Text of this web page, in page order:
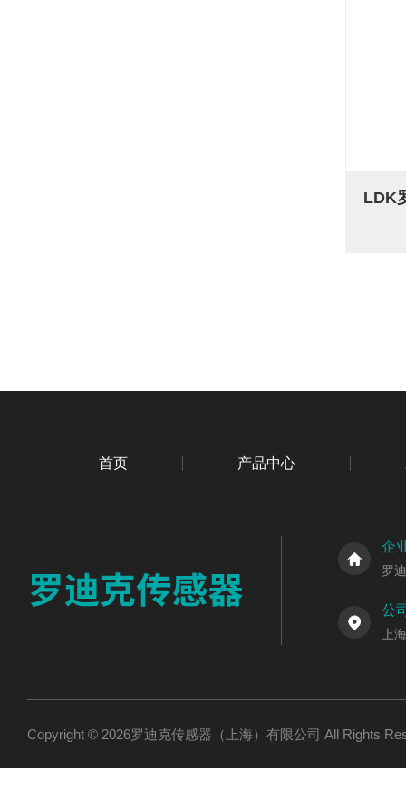
首页 产品中心
企
罗
公
上
Copyright © 2026罗迪克传感器（上海）有限公司 All Rights